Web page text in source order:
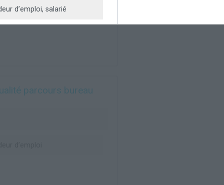
d’emploi, salarié
parcours bureau